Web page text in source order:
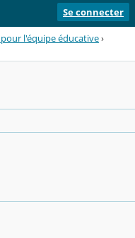
Se connecter
pour l'équipe éducative›